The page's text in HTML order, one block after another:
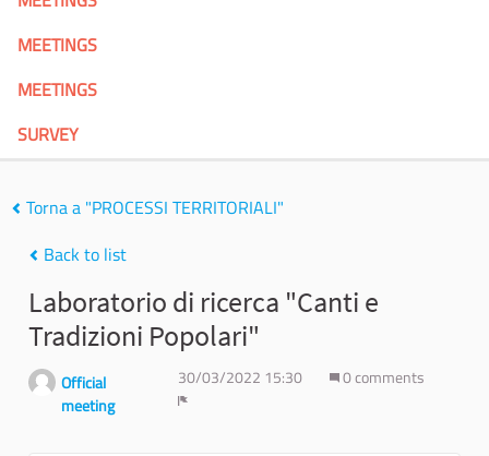
MEETINGS
MEETINGS
SURVEY
Torna a "PROCESSI TERRITORIALI"
Back to list
Laboratorio di ricerca "Canti e
Tradizioni Popolari"
Official
meeting
30/03/2022 15:30
0 comments